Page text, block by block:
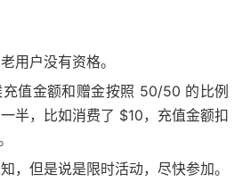
用户没有资格。
值金额和赠金按照 50/50 的比例
半，比如消费了 $10，充值金额扣
，但是说是限时活动，尽快参加。